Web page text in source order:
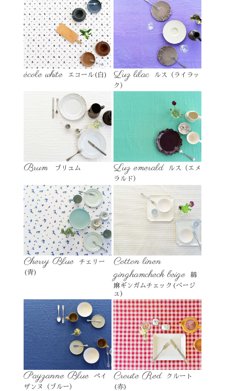
école white エコール(白) Luz lilac
ルス（ライラッ
ク）
Brum ブリュム Luz emerald
ルス（エメ
ラルド）
Cherry Blue
チェリー
(青)
Cotton linen
ginghamcheck beige
綿
麻ギンガムチェック(ベージ
ュ)
Payzanne Blue
ペイ
ザンヌ（ブルー）
Croute Red
クルート
(赤)